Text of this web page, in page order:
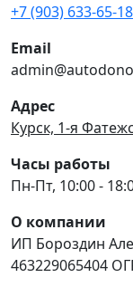
+7 (903) 633-65-18
Email
Адрес
Курск, 1-я
Часы работы
Пн-Пт, 10:00 -
О компании
ИП Бороздин
463229065404